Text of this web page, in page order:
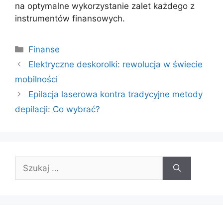
na optymalne wykorzystanie zalet każdego z
instrumentów finansowych.
Kategorie
Finanse
Elektryczne deskorolki: rewolucja w świecie
mobilności
Epilacja laserowa kontra tradycyjne metody
depilacji: Co wybrać?